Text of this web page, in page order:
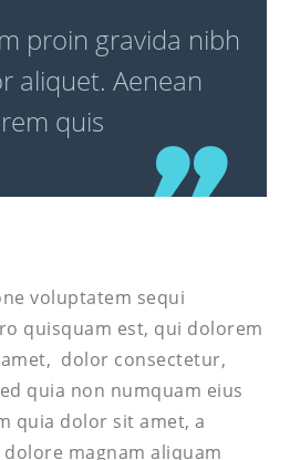
proin gravida nibh
aliquet. Aenean
quis
voluptatem sequi
quisquam est, qui dolorem
dolor consectetur,
quia non numquam eius
quia dolor sit amet, a
magnam aliquam